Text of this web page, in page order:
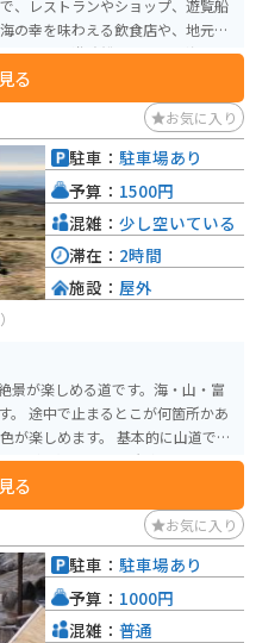
の幸を味わえる飲食店や、地元の
。 また、遊覧船に乗れば、海上か
。 バイクで訪れる場
できます。 周辺には、城ヶ崎海岸
点在しており、ツーリングの拠点
海と山の幸を満喫できる、魅力的
る
お気に入り
景が楽しめる道です。海・山・富
。 途中で止まるとこが何箇所かあ
。 基本的に山道です
山が一望できる場所が多くていい
る
駐車： 駐車場あり
予算： 1500円
混雑： 少し空いている
滞在： 2時間
施設： 屋外
お気に入り
駐車： 駐車場あり
予算： 1000円
混雑： 普通